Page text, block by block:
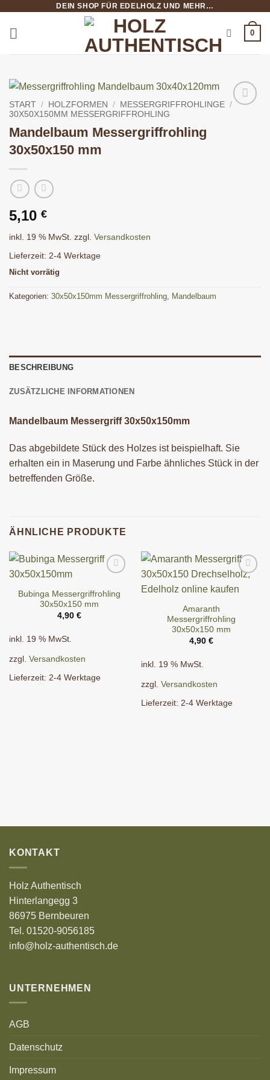
springen
DEIN SHOP FÜR EDELHOLZ UND MEHR…
0
START / HOLZFORMEN / MESSERGRIFFROHLINGE /
30X50X150MM MESSERGRIFFROHLING
Mandelbaum Messergriffrohling
30x50x150 mm
5,10 €
inkl. 19 % MwSt. zzgl. Versandkosten
Lieferzeit: 2-4 Werktage
Nicht vorrätig
Kategorien: 30x50x150mm Messergriffrohling Mandelbaum
BESCHREIBUNG
ZUSÄTZLICHE INFORMATIONEN
Mandelbaum Messergriff 30x50x150mm
Das abgebildete Stück des Holzes ist beispielhaft. Sie
erhalten ein in Maserung und Farbe ähnliches Stück in der
betreffenden Größe.
ÄHNLICHE PRODUKTE
Bubinga Messergriffrohling
30x50x150 mm
4,90 €
inkl. 19 % MwSt.
zzgl. Versandkosten
Lieferzeit: 2-4 Werktage
Amaranth
Messergriffrohling
30x50x150 mm
4,90 €
inkl. 19 % MwSt.
zzgl. Versandkosten
Lieferzeit: 2-4 Werktage
KONTAKT
Holz Authentisch
Hinterlangegg 3
86975 Bernbeuren
Tel. 01520-9056185
info@holz-authentisch.de
UNTERNEHMEN
AGB
Datenschutz
Impressum